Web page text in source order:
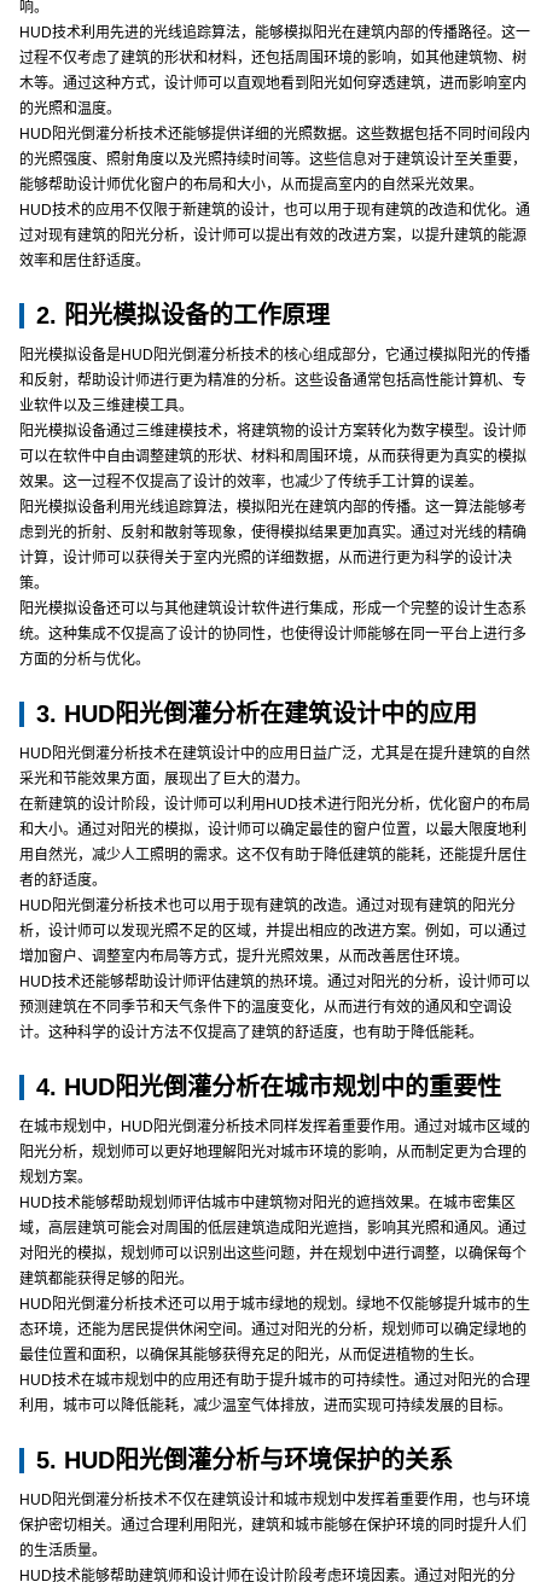
响。
HUD技术利用先进的光线追踪算法，能够模拟阳光在建筑内部的传播路径。这一
过程不仅考虑了建筑的形状和材料，还包括周围环境的影响，如其他建筑物、树
木等。通过这种方式，设计师可以直观地看到阳光如何穿透建筑，进而影响室内
的光照和温度。
HUD阳光倒灌分析技术还能够提供详细的光照数据。这些数据包括不同时间段内
的光照强度、照射角度以及光照持续时间等。这些信息对于建筑设计至关重要，
能够帮助设计师优化窗户的布局和大小，从而提高室内的自然采光效果。
HUD技术的应用不仅限于新建筑的设计，也可以用于现有建筑的改造和优化。通
过对现有建筑的阳光分析，设计师可以提出有效的改进方案，以提升建筑的能源
效率和居住舒适度。
2. 阳光模拟设备的工作原理
阳光模拟设备是HUD阳光倒灌分析技术的核心组成部分，它通过模拟阳光的传播
和反射，帮助设计师进行更为精准的分析。这些设备通常包括高性能计算机、专
业软件以及三维建模工具。
阳光模拟设备通过三维建模技术，将建筑物的设计方案转化为数字模型。设计师
可以在软件中自由调整建筑的形状、材料和周围环境，从而获得更为真实的模拟
效果。这一过程不仅提高了设计的效率，也减少了传统手工计算的误差。
阳光模拟设备利用光线追踪算法，模拟阳光在建筑内部的传播。这一算法能够考
虑到光的折射、反射和散射等现象，使得模拟结果更加真实。通过对光线的精确
计算，设计师可以获得关于室内光照的详细数据，从而进行更为科学的设计决
策。
阳光模拟设备还可以与其他建筑设计软件进行集成，形成一个完整的设计生态系
统。这种集成不仅提高了设计的协同性，也使得设计师能够在同一平台上进行多
方面的分析与优化。
3. HUD阳光倒灌分析在建筑设计中的应用
HUD阳光倒灌分析技术在建筑设计中的应用日益广泛，尤其是在提升建筑的自然
采光和节能效果方面，展现出了巨大的潜力。
在新建筑的设计阶段，设计师可以利用HUD技术进行阳光分析，优化窗户的布局
和大小。通过对阳光的模拟，设计师可以确定最佳的窗户位置，以最大限度地利
用自然光，减少人工照明的需求。这不仅有助于降低建筑的能耗，还能提升居住
者的舒适度。
HUD阳光倒灌分析技术也可以用于现有建筑的改造。通过对现有建筑的阳光分
析，设计师可以发现光照不足的区域，并提出相应的改进方案。例如，可以通过
增加窗户、调整室内布局等方式，提升光照效果，从而改善居住环境。
HUD技术还能够帮助设计师评估建筑的热环境。通过对阳光的分析，设计师可以
预测建筑在不同季节和天气条件下的温度变化，从而进行有效的通风和空调设
计。这种科学的设计方法不仅提高了建筑的舒适度，也有助于降低能耗。
4. HUD阳光倒灌分析在城市规划中的重要性
在城市规划中，HUD阳光倒灌分析技术同样发挥着重要作用。通过对城市区域的
阳光分析，规划师可以更好地理解阳光对城市环境的影响，从而制定更为合理的
规划方案。
HUD技术能够帮助规划师评估城市中建筑物对阳光的遮挡效果。在城市密集区
域，高层建筑可能会对周围的低层建筑造成阳光遮挡，影响其光照和通风。通过
对阳光的模拟，规划师可以识别出这些问题，并在规划中进行调整，以确保每个
建筑都能获得足够的阳光。
HUD阳光倒灌分析技术还可以用于城市绿地的规划。绿地不仅能够提升城市的生
态环境，还能为居民提供休闲空间。通过对阳光的分析，规划师可以确定绿地的
最佳位置和面积，以确保其能够获得充足的阳光，从而促进植物的生长。
HUD技术在城市规划中的应用还有助于提升城市的可持续性。通过对阳光的合理
利用，城市可以降低能耗，减少温室气体排放，进而实现可持续发展的目标。
5. HUD阳光倒灌分析与环境保护的关系
HUD阳光倒灌分析技术不仅在建筑设计和城市规划中发挥着重要作用，也与环境
保护密切相关。通过合理利用阳光，建筑和城市能够在保护环境的同时提升人们
的生活质量。
HUD技术能够帮助建筑师和设计师在设计阶段考虑环境因素。通过对阳光的分